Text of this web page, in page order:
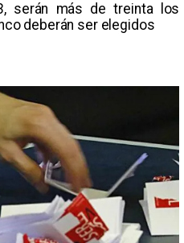
serán más de treinta los
deberán ser elegidos